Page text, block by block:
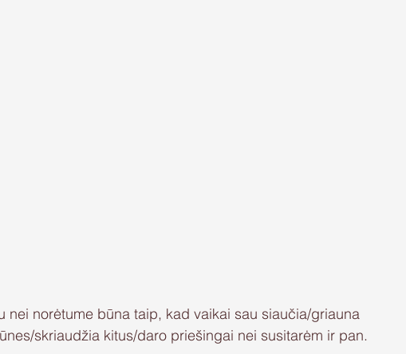
nei norėtume būna taip, kad vaikai sau siaučia/griauna
skriaudžia kitus/daro priešingai nei susitarėm ir pan.